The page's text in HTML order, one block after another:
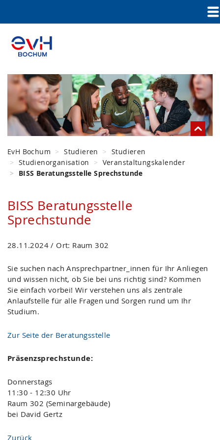
EvH Bochum Studieren
Studieren
Studienorganisation
Veranstaltungskalender
BISS Beratungsstelle Sprechstunde
BISS Beratungsstelle
Sprechstunde
28.11.2024 / Ort: Raum 302
Sie suchen nach Ansprechpartner_innen für Ihr Anliegen
und wissen nicht, ob Sie bei uns richtig sind? Kommen
Sie einfach vorbei! Wir verstehen uns als zentrale
Anlaufstelle für alle Fragen und Sorgen rund um Ihr
Studium.
Zur Seite der Beratungsstelle
Präsenzsprechstunde:
Donnerstags
11:30 - 12:30 Uhr
Raum 302 (Seminargebäude)
bei David Gertz
Zurück